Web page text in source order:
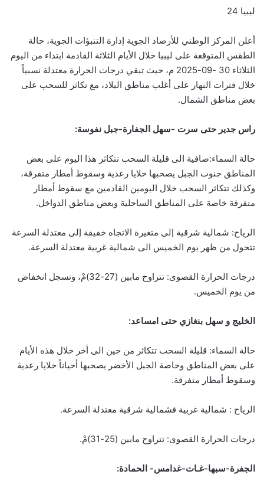
ليبيا 24
أعلن المركز الوطني للأرصاد الجوية إدارة التنبؤات الجوية، حالة
الطقس المتوقعة على ليبيا خلال الأيام الثلاثة القادمة ابتداء من اليوم
الثلاثاء 30 -09-2025 م، حيث تبقي درجات الحرارة معتدلة نسبياً
خلال فترات النهار على أغلب مناطق البلاد، مع تكاثر للسحب على
بعض مناطق الشمال.
راس جدير حتى سرت -سهل الجفارة-جبل نفوسة:
حالة السماء:صافية الى قليلة السحب تتكاثر هذا اليوم على بعض
المناطق جنوب الجبل يصحبها خلايا رعدية وسقوط أمطار متفرقة،
وكذلك تتكاثر السحب خلال اليومين القادمين مع سقوط أمطار
متفرقة خاصة على المناطق الساحلية وبعض مناطق الدواخل.
الرياح: شمالية شرقية إلى متغيرة الاتجاه خفيفة إلى معتدلة السرعة
تتحول من ظهر يوم الخميس الى شمالية غربية معتدلة السرعة.
درجات الحرارة القصوى: تتراوح مابين (27-32)مْ، وتسجل انخفاض
من يوم الخميس.
الخليج و سهل بنغازي حتى امساعد:
حالة السماء: قليلة السحب تتكاثر من حين الى أخر خلال هذه الأيام
على بعض المناطق وخاصة الجبل الأخضر يصحبها أحياناً خلايا رعدية
وسقوط أمطار متفرقة.
الرياح : شمالية غربية فشمالية شرقية معتدلة السرعة.
درجات الحرارة القصوى: تتراوح مابين (25-31)مْ.
الجفرة-سبها-غـات-غدامس- الحمادة: